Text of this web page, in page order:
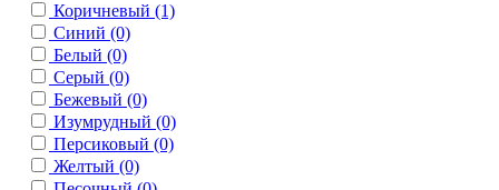
Коричневый (1)
Синий (0)
Белый (0)
Серый (0)
Бежевый (0)
Изумрудный (0)
Персиковый (0)
Желтый (0)